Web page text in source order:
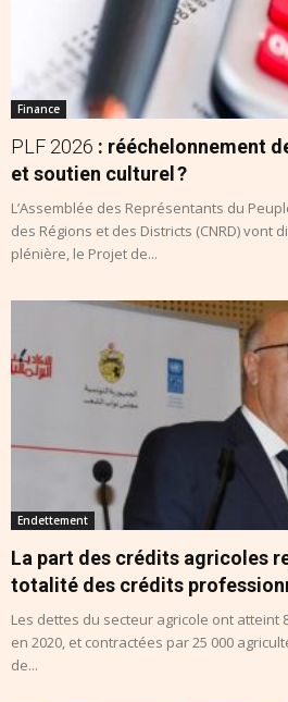
Finance
PLF 2026 : rééchelonnement
et soutien culturel ?
L’Assemblée des Représentants du
des Régions et des Districts (CNRD) vont
plénière, le Projet de...
Endettement
La part des crédits agricoles
totalité des crédits
Les dettes du secteur agricole ont atteint
en 2020, et contractées par 25 000
de...